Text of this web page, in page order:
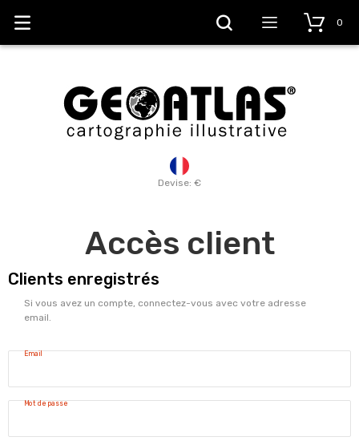
Devise: €
0
Accès client
Clients enregistrés
Si vous avez un compte, connectez-vous avec votre adresse
email.
Email
Mot de passe